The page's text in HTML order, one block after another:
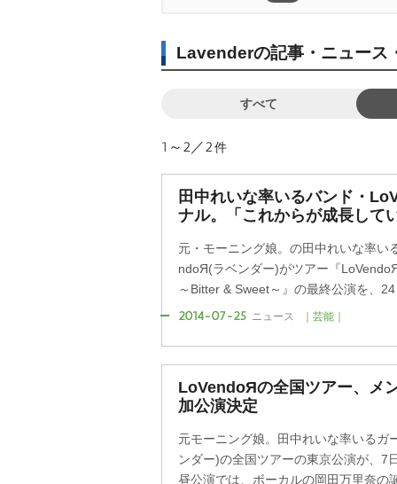
Lavenderの記事・ニュース
すべて
1～2／2件
田中れいな率いるバンド・
ナル。「これからが成長して
元・モーニング娘。の田中れいな率い
ndoЯ(ラベンダー)がツアー『
～Bitter & Sweet～』の最終公演を、
2014-07-25 ニュース ｜芸能｜
LoVendoЯの全国ツアー、メ
加公演決定
元モーニング娘。田中れいな率いるガ
ンダー)の全国ツアーの東京公演が、7
昼公演では、ボーカルの岡田万里奈の